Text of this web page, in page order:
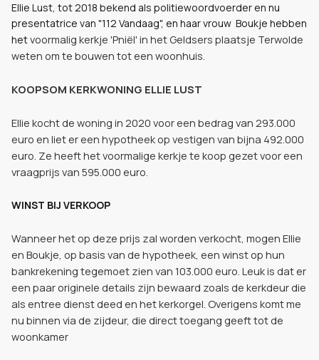
Ellie Lust, tot 2018 bekend als politiewoordvoerder en nu
presentatrice van "112 Vandaag", en haar vrouw Boukje hebben
hetvoormalig kerkje 'Pniël' in het Geldsers plaatsje Terwolde
weten om te bouwen tot een woonhuis.
KOOPSOM KERKWONING ELLIE LUST
Ellie kocht de woning in 2020 voor een bedrag van 293.000
euro en liet er een hypotheek op vestigen van bijna 492.000
euro. Ze heeft het voormalige kerkje te koop gezet voor een
vraagprijs van 595.000 euro.
WINST BIJ VERKOOP
Wanneer het op deze prijs zal worden verkocht, mogen Ellie
en Boukje, op basis van de hypotheek, een winst op hun
bankrekening tegemoet zien van 103.000 euro. Leuk is dat er
een paar originele details zijn bewaard zoals de kerkdeur die
als entree dienst deed en het kerkorgel. Overigens komt me
nu binnen via de zijdeur, die direct toegang geeft tot de
woonkamer